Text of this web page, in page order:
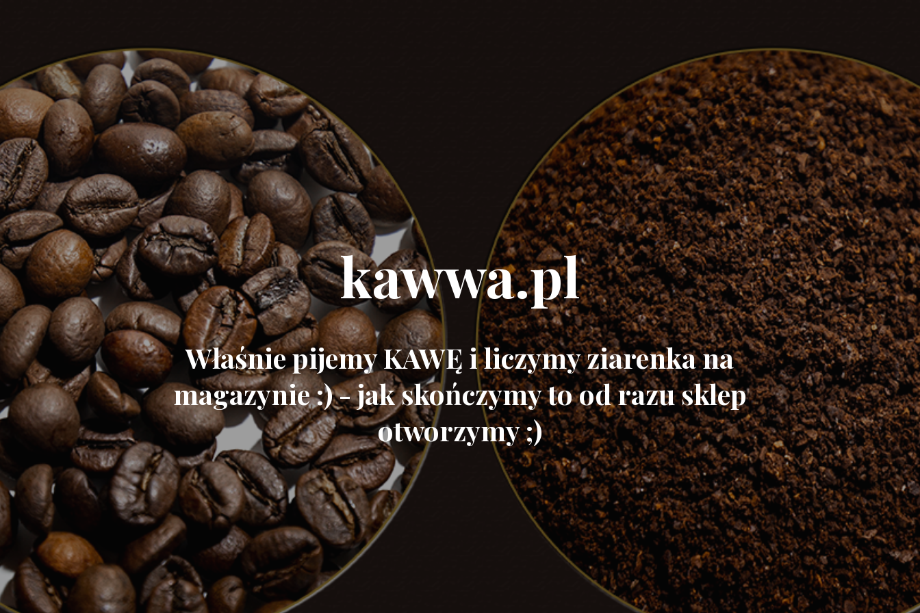
kawwa.pl
Właśnie pijemy KAWĘ i liczymy ziarenka na
magazynie :) - jak skończymy to od razu sklep
otworzymy ;)